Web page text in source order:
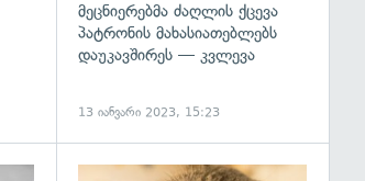
მეცნიერებმა ძაღლის ქცევა
პატრონის მახასიათებლებს
დაუკავშირეს — კვლევა
13 იანვარი 2023, 15:23